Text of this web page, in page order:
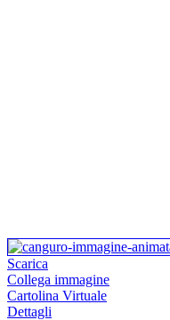
Scarica
Collega immagine
Cartolina Virtuale
Dettagli